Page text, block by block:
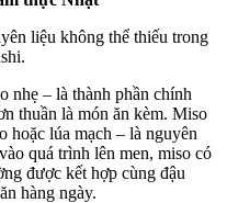
liệu không thể thiếu trong
nhẹ – là thành phần chính
thuần là món ăn kèm. Miso
hoặc lúa mạch – là nguyên
quá trình lên men, miso có
được kết hợp cùng đậu
hàng ngày.